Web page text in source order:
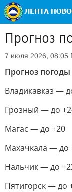
Прогноз
7 июля 2026, 08:05
Прогноз
Владикавказ —
Грозный — до
Магас — до +20
Махачкала — до
Нальчик — до
Пятигорск — до